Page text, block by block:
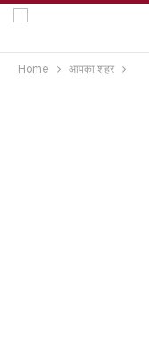
Home आपका शहर